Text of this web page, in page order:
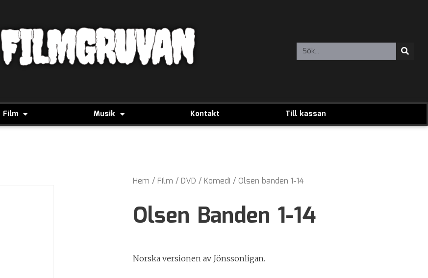
FILMGRUVAN
Film Musik Kontakt Till kassan
Hem / Film / DVD / Komedi / Olsen banden 1-14
Olsen Banden 1-14
Norska versionen av Jönssonligan.